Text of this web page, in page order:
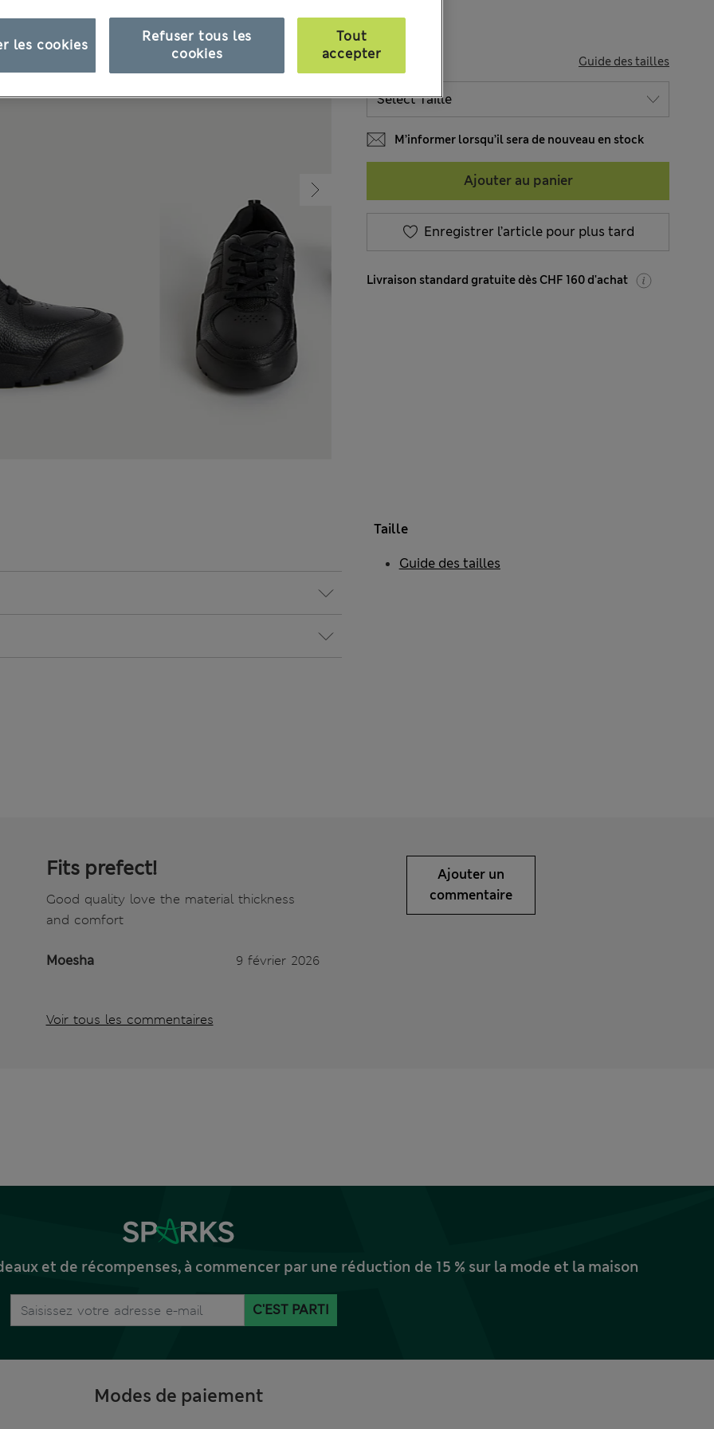
TAILLE Guide des tailles
M’informer lorsqu’il sera de nouveau en stock
Ajouter au panier
Enregistrer l’article pour plus tard
Livraison standard gratuite dès CHF 160 d'achat
Taille
Guide des tailles
Fits prefect!
Good quality love the material thickness
and comfort
Moesha 9 février 2026
Voir tous les commentaires
Ajouter un
commentaire
et de récompenses, à commencer par une réduction de 15 % sur la mode et la maison
C'EST PARTI
Modes de paiement
Refuser tous les
cookies
Tout
accepter
les cookies